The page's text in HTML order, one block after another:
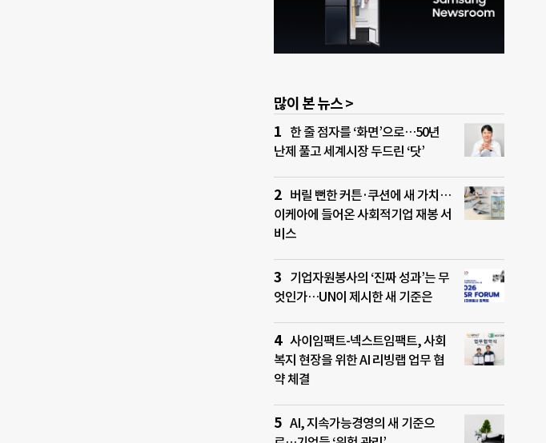
많이 본 뉴스 >
한 줄 점자를 ‘화면’으로…50년
난제 풀고 세계시장 두드린 ‘닷’
버릴 뻔한 커튼·쿠션에 새 가치…
이케아에 들어온 사회적기업 재봉 서
비스
기업자원봉사의 ‘진짜 성과’는 무
엇인가…UN이 제시한 새 기준은
사이임팩트-넥스트임팩트, 사회
복지 현장을 위한 AI 리빙랩 업무 협
약 체결
AI, 지속가능경영의 새 기준으